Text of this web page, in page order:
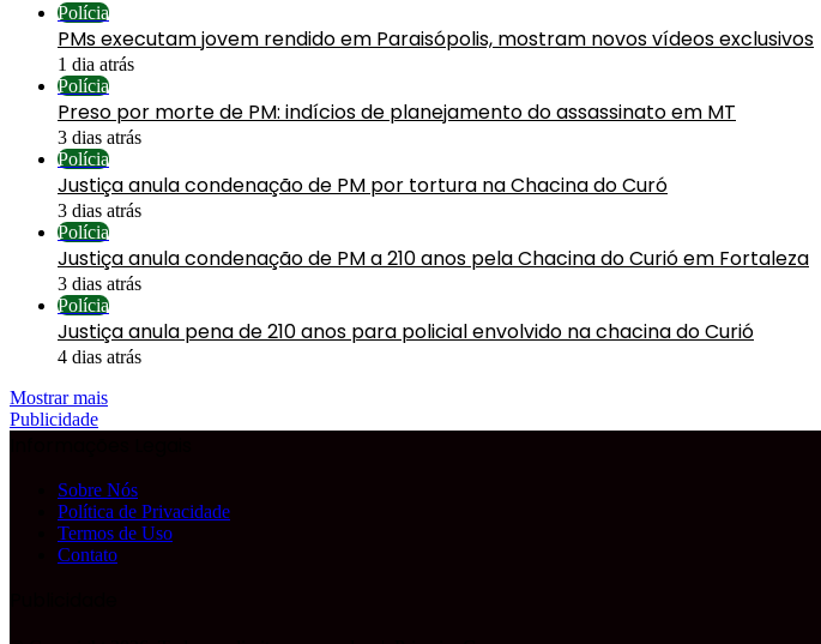
Polícia
PMs executam jovem rendido em Paraisópolis, mostram novos vídeos exclusivos
1 dia atrás
Polícia
Preso por morte de PM: indícios de planejamento do assassinato em MT
3 dias atrás
Polícia
Justiça anula condenação de PM por tortura na Chacina do Curó
3 dias atrás
Polícia
Justiça anula condenação de PM a 210 anos pela Chacina do Curió em Fortaleza
3 dias atrás
Polícia
Justiça anula pena de 210 anos para policial envolvido na chacina do Curió
4 dias atrás
Mostrar mais
Publicidade
Sobre Nós
Política de Privacidade
Termos de Uso
Contato